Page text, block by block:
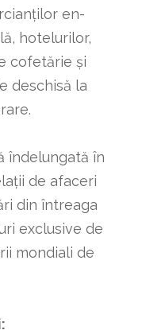
en-
hotelurilor,
cofetărie și
deschisă la
îndelungată în
de afaceri
din întreaga
exclusive de
mondiali de